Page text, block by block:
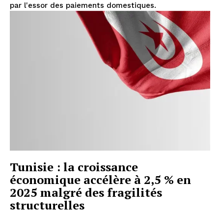
par l'essor des paiements domestiques.
Tunisie : la croissance
économique accélère à 2,5 % en
2025 malgré des fragilités
structurelles